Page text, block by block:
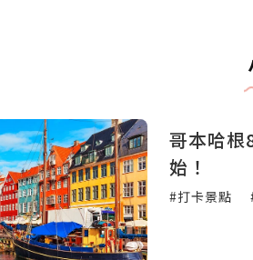
哥本哈根
始！
#打卡景點